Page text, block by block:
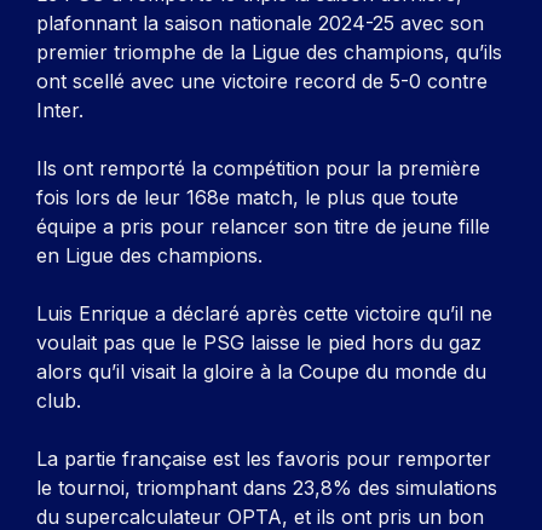
plafonnant la saison nationale 2024-25 avec son
premier triomphe de la Ligue des champions, qu’ils
ont scellé avec une victoire record de 5-0 contre
Inter.
Ils ont remporté la compétition pour la première
fois lors de leur 168e match, le plus que toute
équipe a pris pour relancer son titre de jeune fille
en Ligue des champions.
Luis Enrique a déclaré après cette victoire qu’il ne
voulait pas que le PSG laisse le pied hors du gaz
alors qu’il visait la gloire à la Coupe du monde du
club.
La partie française est les favoris pour remporter
le tournoi, triomphant dans 23,8% des simulations
du supercalculateur OPTA, et ils ont pris un bon